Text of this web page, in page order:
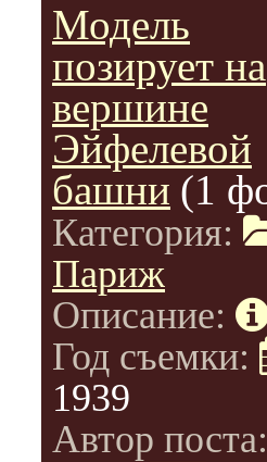
Модель
позирует на
вершине
Эйфелевой
башни (1
Категория:
Париж
Описание:
Год съемки:
1939
Автор